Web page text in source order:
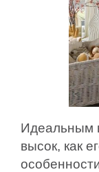
Идеальным
высок, как